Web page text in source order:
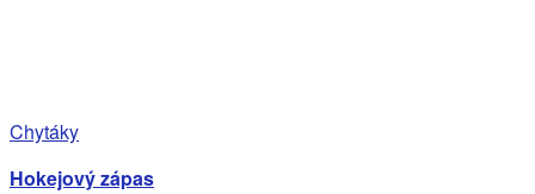
Chytáky
Hokejový zápas